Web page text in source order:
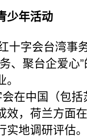
少年活动
十字会台湾事
、聚台企爱心
在中国（包括
效，荷兰方面
实地调研评估